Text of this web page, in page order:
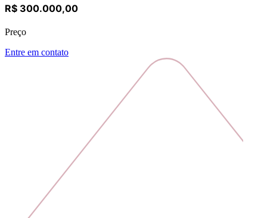
R$ 300.000,00
Preço
Entre em contato